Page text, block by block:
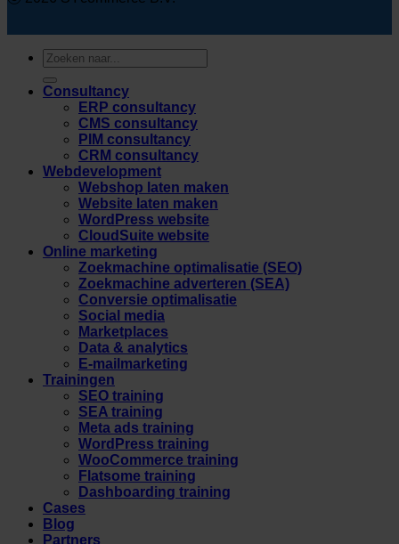
Zoeken
naar:
Consultancy
ERP consultancy
CMS consultancy
PIM consultancy
CRM consultancy
Webdevelopment
Webshop laten maken
Website laten maken
WordPress website
CloudSuite website
Online marketing
Zoekmachine optimalisatie (SEO)
Zoekmachine adverteren (SEA)
Conversie optimalisatie
Social media
Marketplaces
Data & analytics
E-mailmarketing
Trainingen
SEO training
SEA training
Meta ads training
WordPress training
WooCommerce training
Flatsome training
Dashboarding training
Cases
Blog
Partners